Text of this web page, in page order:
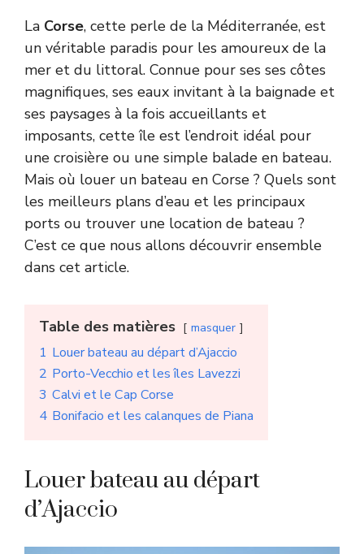
La Corse, cette perle de la Méditerranée, est
un véritable paradis pour les amoureux de la
mer et du littoral. Connue pour ses ses côtes
magnifiques, ses eaux invitant à la baignade et
ses paysages à la fois accueillants et
imposants, cette île est l’endroit idéal pour
une croisière ou une simple balade en bateau.
Mais où louer un bateau en Corse ? Quels sont
les meilleurs plans d’eau et les principaux
ports ou trouver une location de bateau ?
C’est ce que nous allons découvrir ensemble
dans cet article.
Table des matières masquer
1 Louer bateau au départ d’Ajaccio
2 Porto-Vecchio et les îles Lavezzi
3 Calvi et le Cap Corse
4 Bonifacio et les calanques de Piana
Louer bateau au départ
d’Ajaccio